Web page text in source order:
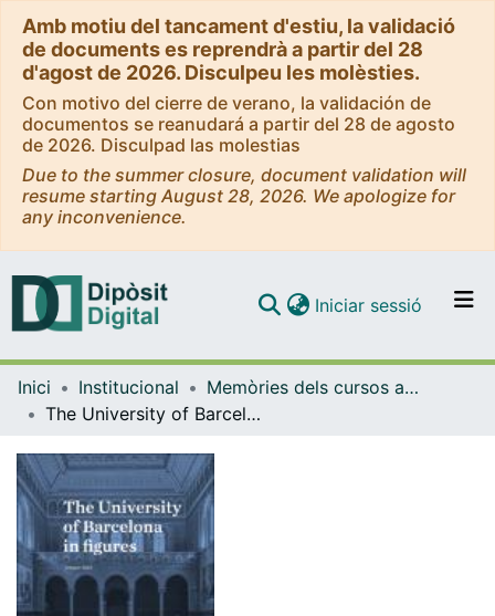
Amb motiu del tancament d'estiu, la validació
de documents es reprendrà a partir del 28
d'agost de 2026. Disculpeu les molèsties.
Con motivo del cierre de verano, la validación de
documentos se reanudará a partir del 28 de agosto
de 2026. Disculpad las molestias
Due to the summer closure, document validation will
resume starting August 28, 2026. We apologize for
any inconvenience.
Navega per tot el DD
Iniciar sessió (current)
Inici Institucional
Memòries dels cursos acadèmics - Universitat de Barcelona
The University of Barcelona in figures (2023)